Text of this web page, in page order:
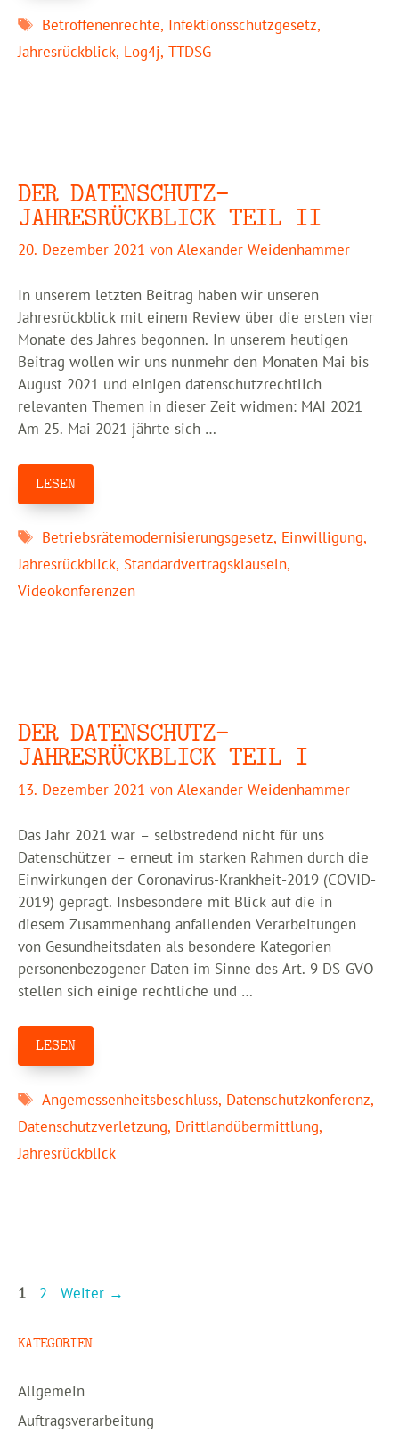
Schlagwörter
Betroffenenrechte, Infektionsschutzgesetz,
Jahresrückblick, Log4j, TTDSG
DER DATENSCHUTZ-
JAHRESRÜCKBLICK TEIL II
20. Dezember 2021 von Alexander Weidenhammer
In unserem letzten Beitrag haben wir unseren
Jahresrückblick mit einem Review über die ersten vier
Monate des Jahres begonnen. In unserem heutigen
Beitrag wollen wir uns nunmehr den Monaten Mai bis
August 2021 und einigen datenschutzrechtlich
relevanten Themen in dieser Zeit widmen: MAI 2021
Am 25. Mai 2021 jährte sich …
LESEN
Schlagwörter
Betriebsrätemodernisierungsgesetz, Einwilligung,
Jahresrückblick, Standardvertragsklauseln,
Videokonferenzen
DER DATENSCHUTZ-
JAHRESRÜCKBLICK TEIL I
13. Dezember 2021 von Alexander Weidenhammer
Das Jahr 2021 war – selbstredend nicht für uns
Datenschützer – erneut im starken Rahmen durch die
Einwirkungen der Coronavirus-Krankheit-2019 (COVID-
2019) geprägt. Insbesondere mit Blick auf die in
diesem Zusammenhang anfallenden Verarbeitungen
von Gesundheitsdaten als besondere Kategorien
personenbezogener Daten im Sinne des Art. 9 DS-GVO
stellen sich einige rechtliche und …
LESEN
Schlagwörter
Angemessenheitsbeschluss, Datenschutzkonferenz,
Datenschutzverletzung, Drittlandübermittlung,
Jahresrückblick
Seite
1 Seite
2 Weiter →
KATEGORIEN
Allgemein
Auftragsverarbeitung